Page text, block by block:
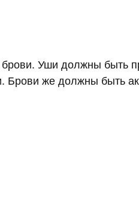
брови. Уши должны быть
Брови же должны быть